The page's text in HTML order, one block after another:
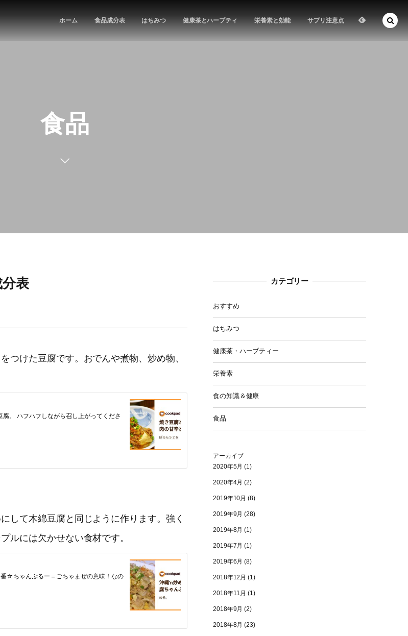
ホーム 食品成分表 はちみつ 健康茶とハーブティ 栄養素と効能 サプリ注意点
食品
表
つけた豆腐です。おでんや煮物、炒め物、
して木綿豆腐と同じように作ります。強く
ルには欠かせない食材です。
カテゴリー
おすすめ
はちみつ
健康茶・ハーブティー
栄養素
食の知識＆健康
食品
アーカイブ
2020年5月 (1)
2020年4月 (2)
2019年10月 (8)
2019年9月 (28)
2019年8月 (1)
2019年7月 (1)
2019年6月 (8)
2018年12月 (1)
2018年11月 (1)
2018年9月 (2)
2018年8月 (23)